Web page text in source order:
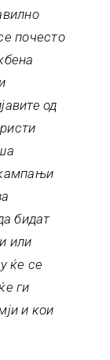
почесто
од
бидат
или
ќе се
ги
и кои